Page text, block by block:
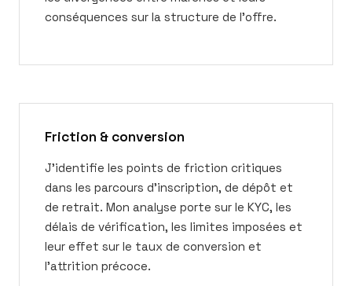
conséquences sur la structure de l'offre.
Friction & conversion
J'identifie les points de friction critiques
dans les parcours d'inscription, de dépôt et
de retrait. Mon analyse porte sur le KYC, les
délais de vérification, les limites imposées et
leur effet sur le taux de conversion et
l'attrition précoce.